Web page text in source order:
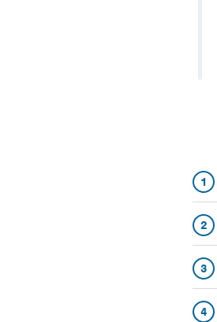
1
2
3
4